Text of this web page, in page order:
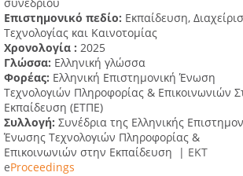
Επιστημονικό πεδίο: Εκπαίδευση,
Τεχνολογίας και Καινοτομίας
Χρονολογία : 2025
Γλώσσα: Ελληνική γλώσσα
Φορέας: Ελληνική Επιστημονική Ένωση
Τεχνολογιών Πληροφορίας & Επικοινωνιών
Εκπαίδευση (ΕΤΠΕ)
Συλλογή: Συνέδρια της Ελληνικής
Ένωσης Τεχνολογιών Πληροφορίας &
Επικοινωνιών στην Εκπαίδευση | ΕΚΤ
eProceedings